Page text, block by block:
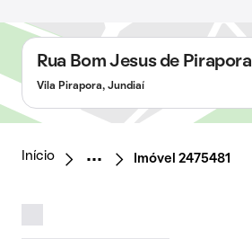
Rua Bom Jesus de Pirapora
Vila Pirapora, Jundiaí
Início Imóvel 2475481